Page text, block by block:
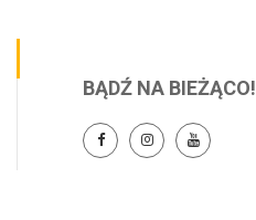
BĄDŹ NA BIEŻĄCO!